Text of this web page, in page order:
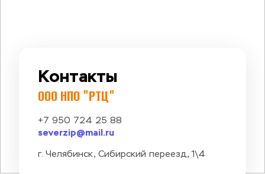
Контакты
ООО НПО "РТЦ"
+7 950 724 25 88
severzip@mail.ru
г. Челябинск, Сибирский переезд, 1\4